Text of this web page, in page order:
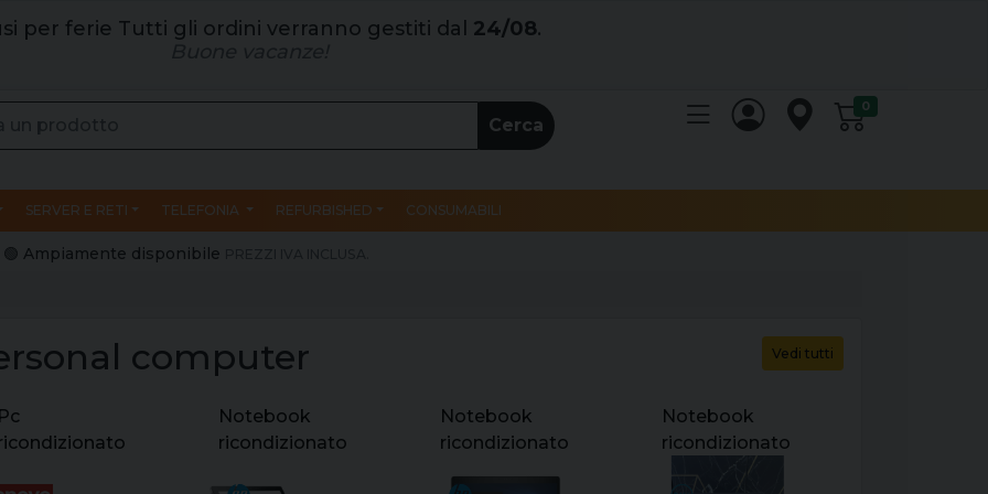
per ferie Tutti gli ordini verranno gestiti dal 24/08.
Cerca
0
SERVER E RETI TELEFONIA REFURBISHED CONSUMABILI
Ampiamente disponibile
Vedi tutti
computer
Notebook
ricondizionato
Notebook
ricondizionato
Notebook
ricondizionato